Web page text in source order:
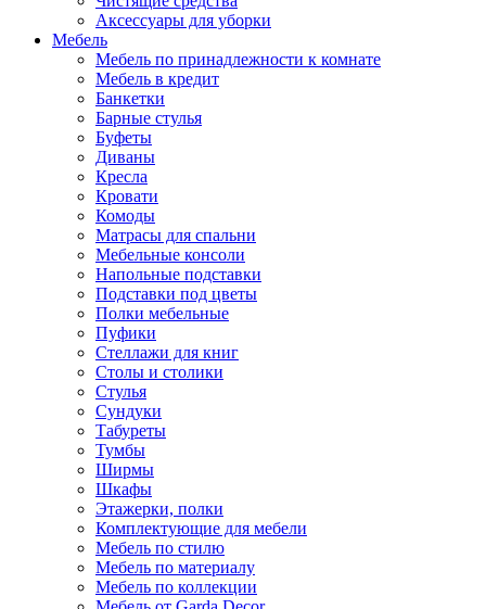
Аксессуары для уборки
Мебель
Мебель по принадлежности к комнате
Мебель в кредит
Банкетки
Барные стулья
Буфеты
Диваны
Кресла
Кровати
Комоды
Матрасы для спальни
Мебельные консоли
Напольные подставки
Подставки под цветы
Полки мебельные
Пуфики
Стеллажи для книг
Столы и столики
Стулья
Сундуки
Табуреты
Тумбы
Ширмы
Шкафы
Этажерки, полки
Комплектующие для мебели
Мебель по стилю
Мебель по материалу
Мебель по коллекции